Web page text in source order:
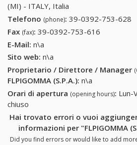
(MI) - ITALY, Italia
Telefono (phone): 39-0392-753-628
Fax (fax): 39-0392-753-616
E-Mail: n\a
Sito web: n\a
Proprietario / Direttore / Manager
FLPIGOMMA (S.P.A.): n\a
Orari di apertura (opening hours): Lun-
chiuso
Hai trovato errori o vuoi
informazioni per "FLPIGOMMA
Did you find errors or would like to add